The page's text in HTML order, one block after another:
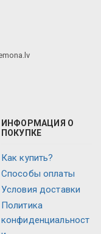
ИНФОРМАЦИЯ О
ПОКУПКЕ
Как купить?
Способы оплаты
Условия доставки
Политика
конфиденциальност